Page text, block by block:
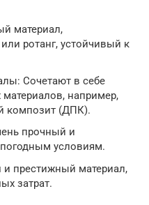
материал,
ротанг, устойчивый к
Сочетают в себе
например,
композит (ДПК).
прочный и
условиям.
престижный материал,
затрат.